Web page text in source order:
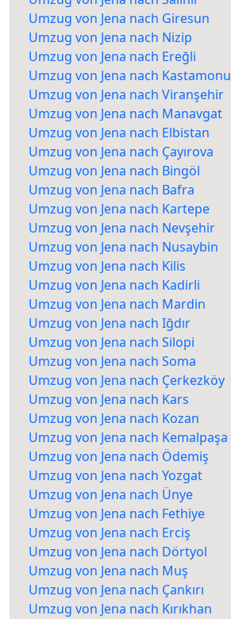
Umzug von Jena nach Giresun
Umzug von Jena nach Nizip
Umzug von Jena nach Ereğli
Umzug von Jena nach Kastamonu
Umzug von Jena nach Viranşehir
Umzug von Jena nach Manavgat
Umzug von Jena nach Elbistan
Umzug von Jena nach Çayırova
Umzug von Jena nach Bingöl
Umzug von Jena nach Bafra
Umzug von Jena nach Kartepe
Umzug von Jena nach Nevşehir
Umzug von Jena nach Nusaybin
Umzug von Jena nach Kilis
Umzug von Jena nach Kadirli
Umzug von Jena nach Mardin
Umzug von Jena nach Iğdır
Umzug von Jena nach Silopi
Umzug von Jena nach Soma
Umzug von Jena nach Çerkezköy
Umzug von Jena nach Kars
Umzug von Jena nach Kozan
Umzug von Jena nach Kemalpaşa
Umzug von Jena nach Ödemiş
Umzug von Jena nach Yozgat
Umzug von Jena nach Ünye
Umzug von Jena nach Fethiye
Umzug von Jena nach Erciş
Umzug von Jena nach Dörtyol
Umzug von Jena nach Muş
Umzug von Jena nach Çankırı
Umzug von Jena nach Kırıkhan